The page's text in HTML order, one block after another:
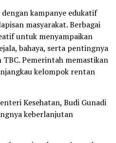
kampanye edukatif
masyarakat. Berbagai
untuk menyampaikan
bahaya, serta pentingnya
Pemerintah memastikan
kelompok rentan
Kesehatan, Budi Gunadi
keberlanjutan